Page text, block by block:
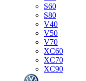
S60
S80
V40
V50
V70
XC60
XC70
XC90